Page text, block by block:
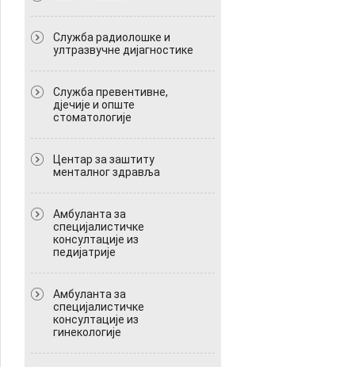
Служба радиолошке и
ултразвучне дијагностике
Служба превентивне,
дјечије и опште
стоматологије
Центар за заштиту
менталног здравља
Амбуланта за
специјалистичке
консултације из
педијатрије
Амбуланта за
специјалистичке
консултације из
гинекологије